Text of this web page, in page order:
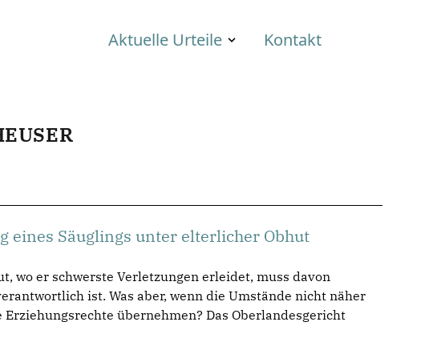
Aktuelle Urteile Kontakt
eines Säuglings unter elterlicher Obhut
wo er schwerste Verletzungen erleidet, muss davon
ist. Was aber, wenn die Umstände nicht näher
übernehmen? Das Oberlandesgericht